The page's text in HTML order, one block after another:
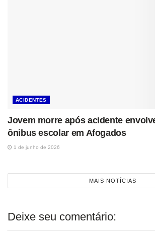
ACIDENTES
Jovem morre após acidente
ônibus escolar em Afogados
1 de junho de 2026
MAIS NOTÍCIAS
Deixe seu comentário: